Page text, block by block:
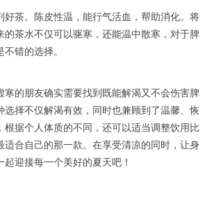
好茶。陈皮性温，能行气活血，帮助消化。将
的茶水不仅可以驱寒，还能温中散寒，对于脾
错的选择。
寒的朋友确实需要找到既能解渴又不会伤害脾
选择不仅解渴有效，同时也兼顾到了温馨、恢
根据个人体质的不同，还可以适当调整饮用比
适合自己的那一款。在享受清凉的同时，让身
迎接每一个美好的夏天吧！